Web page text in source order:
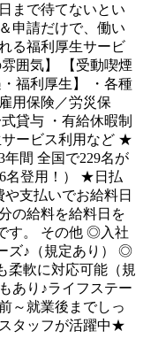
まで待てないとい
申請だけで、働い
る福利厚生サービ
囲気】 【受動喫煙
福利厚生】 ・各種
用保険／労災保
貸与 ・有給休暇制
サービス利用など ★
年間 全国で229名が
名登用！） ★日払
支払いでお給料日
の給料を給料日を
す。 その他 ◎入社
ズ♪（規定あり） ◎
柔軟に対応可能（規
あり♪ライフステー
～就業後までしっ
タッフが活躍中★